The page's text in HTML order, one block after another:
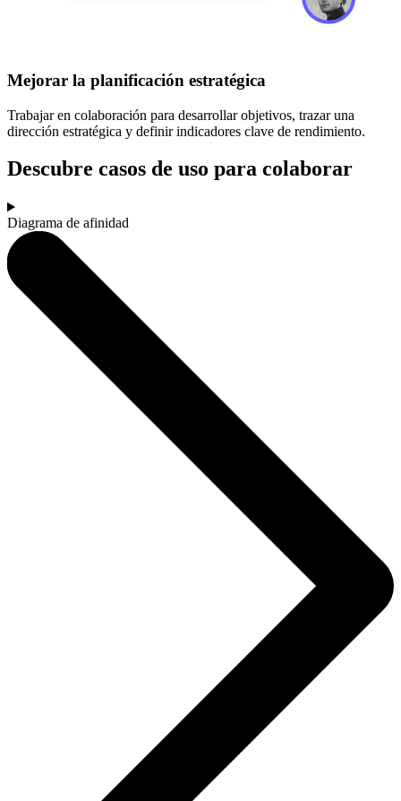
Mejorar la planificación estratégica
Trabajar en colaboración para desarrollar objetivos, trazar una
dirección estratégica y definir indicadores clave de rendimiento.
Descubre casos de uso para colaborar
Diagrama de afinidad